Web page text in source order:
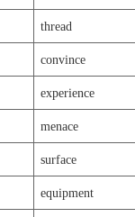
thread
convince
experience
menace
surface
equipment